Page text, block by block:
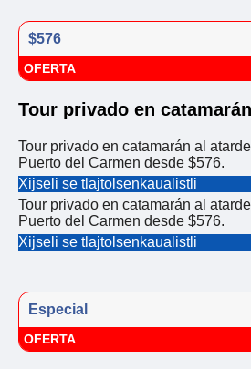
$576
OFERTA
Tour privado en
Tour privado en catamarán al
Puerto del Carmen desde $576.
Xijseli se tlajtolsenkaualistli
Tour privado en catamarán al
Puerto del Carmen desde $576.
Xijseli se tlajtolsenkaualistli
Especial
OFERTA